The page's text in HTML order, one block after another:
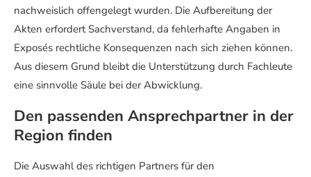
nachweislich offengelegt wurden. Die Aufbereitung der
Akten erfordert Sachverstand, da fehlerhafte Angaben in
Exposés rechtliche Konsequenzen nach sich ziehen können.
Aus diesem Grund bleibt die Unterstützung durch Fachleute
eine sinnvolle Säule bei der Abwicklung.
Den passenden Ansprechpartner in der
Region finden
Die Auswahl des richtigen Partners für den